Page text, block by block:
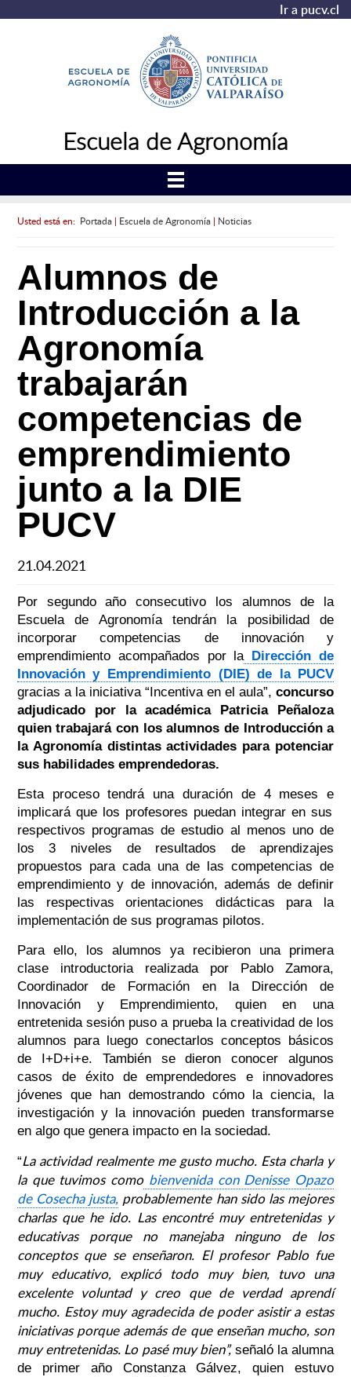
Ir a pucv.cl
Escuela de Agronomía
Usted está en: Portada| Escuela de Agronomía| Noticias
Alumnos de
Introducción a la
Agronomía
trabajarán
competencias de
emprendimiento
junto a la DIE
PUCV
21.04.2021
Por segundo año consecutivo los alumnos de la
Escuela de Agronomía tendrán la posibilidad de
incorporar competencias de innovación y
emprendimiento acompañados por laDirección de
Innovación y Emprendimiento (DIE) de la PUCV
gracias a la iniciativa “Incentiva en el aula”,concurso
adjudicado por la académica Patricia Peñaloza
quien trabajará con los alumnos de Introducción a
la Agronomía distintas actividades para potenciar
sus habilidades emprendedoras.
Esta proceso tendrá una duración de 4 meses e
implicará que los profesores puedan integrar en sus
respectivos programas de estudio al menos uno de
los 3 niveles de resultados de aprendizajes
propuestos para cada una de las competencias de
emprendimiento y de innovación, además de definir
las respectivas orientaciones didácticas para la
implementación de sus programas pilotos.
Para ello, los alumnos ya recibieron una primera
clase introductoria realizada por Pablo Zamora,
Coordinador de Formación en la Dirección de
Innovación y Emprendimiento, quien en una
entretenida sesión puso a prueba la creatividad de los
alumnos para luego conectarlos conceptos básicos
de I+D+i+e. También se dieron conocer algunos
casos de éxito de emprendedores e innovadores
jóvenes que han demostrandocómo la ciencia, la
investigación y la innovación pueden transformarse
en algo que genera impacto en la sociedad.
“La actividad realmente me gusto mucho. Esta charla y
la que tuvimos comobienvenida con Denisse Opazo
de Cosecha justa, probablemente han sido las mejores
charlas que he ido. Las encontré muy entretenidas y
educativas porque no manejaba ninguno de los
conceptos que se enseñaron. El profesor Pablo fue
muy educativo, explicó todo muy bien, tuvo una
excelente voluntad y creo que de verdad aprendí
mucho. Estoy muy agradecida de poder asistir a estas
iniciativas porque además de que enseñan mucho, son
muy entretenidas. Lo pasé muy bien”, señaló la alumna
de primer año Constanza Gálvez, quien estuvo